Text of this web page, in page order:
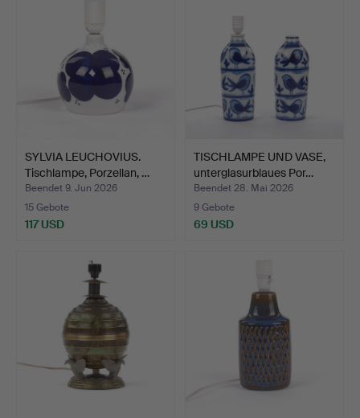
SYLVIA LEUCHOVIUS.
Tischlampe, Porzellan, …
Beendet 9. Jun 2026
15 Gebote
117 USD
TISCHLAMPE UND VASE,
unterglasurblaues Por…
Beendet 28. Mai 2026
9 Gebote
69 USD